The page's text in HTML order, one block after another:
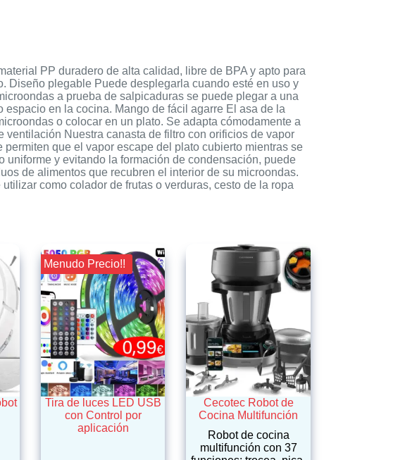
PP duradero de alta calidad, libre de BPA y apto para
Diseño plegable Puede desplegarla cuando esté en uso y
a prueba de salpicaduras se puede plegar a una
en la cocina. Mango de fácil agarre El asa de la
o colocar en un plato. Se adapta cómodamente a
ventilación Nuestra canasta de filtro con orificios de vapor
que el vapor escape del plato cubierto mientras se
y evitando la formación de condensación, puede
de alimentos que recubren el interior de su microondas.
como colador de frutas o verduras, cesto de la ropa
¡¡ Menudo Precio!!
Tira de luces LED USB
con Control por
aplicación
Cecotec Robot de
Cocina Multifunción
Robot de cocina
multifunción con 37